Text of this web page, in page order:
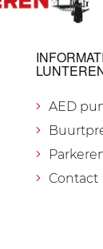
AED
Contact